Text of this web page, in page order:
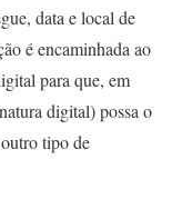
data e local de
é encaminhada ao
para que, em
digital) possa o
tipo de